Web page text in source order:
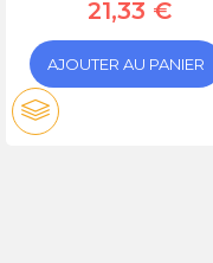
21,33 €
AJOUTER AU PANIER